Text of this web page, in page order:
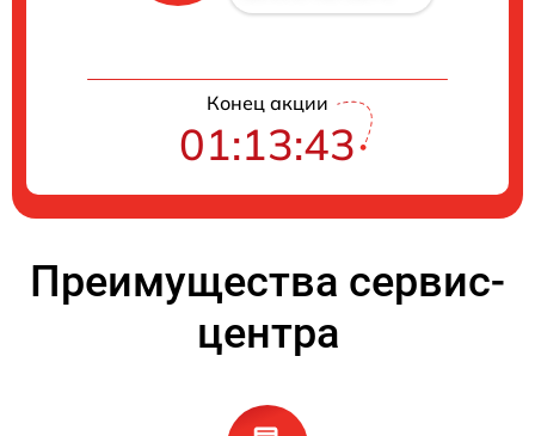
Конец акции
01:13:42
Преимущества сервис-
центра